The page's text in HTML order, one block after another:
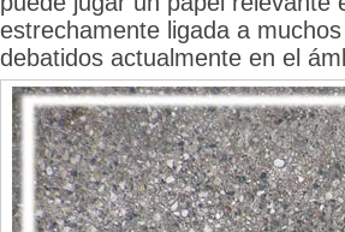
estrechamente ligada a
debatidos actualmente en el